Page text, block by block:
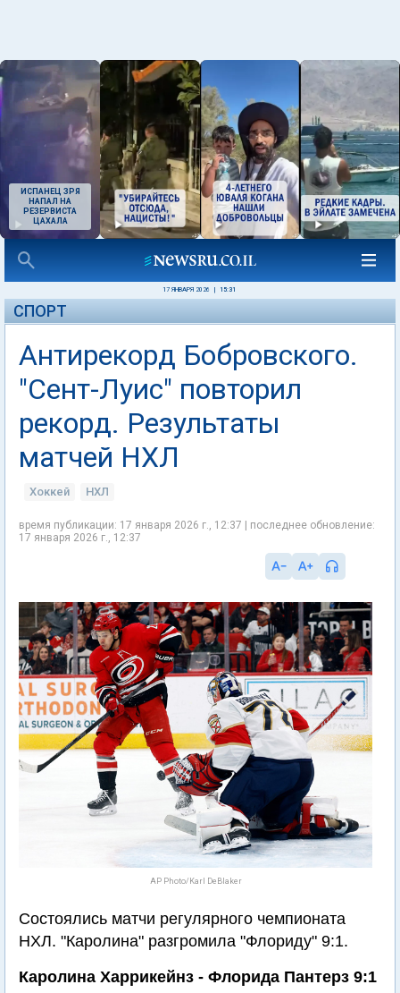
ИСПАНЕЦ ЗРЯ
НАПАЛ НА
РЕЗЕРВИСТА
ЦАХАЛА
17 ЯНВАРЯ 2026 15:31
СПОРТ
Антирекорд Бобровского.
"Сент-Луис" повторил
рекорд. Результаты
матчей НХЛ
Хоккей НХЛ
время публикации: 17 января 2026 г., 12:37 | последнее обновление:
17 января 2026 г., 12:37
AP Photo/Karl DeBlaker
Состоялись матчи регулярного чемпионата
НХЛ. "Каролина" разгромила "Флориду" 9:1.
Каролина Харрикейнз - Флорида Пантерз 9:1